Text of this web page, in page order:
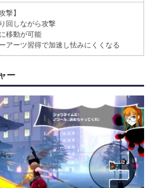
撃】
回しながら攻撃
移動が可能
アーツ習得で加速し怯みにくくなる
ー